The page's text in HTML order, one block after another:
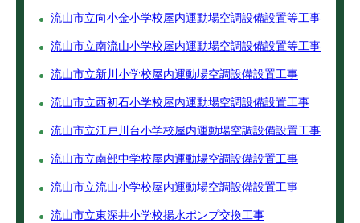
流山市立向小金小学校屋内運動場空調設備設置等工事
流山市立南流山小学校屋内運動場空調設備設置等工事
流山市立新川小学校屋内運動場空調設備設置工事
流山市立西初石小学校屋内運動場空調設備設置工事
流山市立江戸川台小学校屋内運動場空調設備設置工事
流山市立南部中学校屋内運動場空調設備設置工事
流山市立流山小学校屋内運動場空調設備設置工事
流山市立東深井小学校揚水ポンプ交換工事